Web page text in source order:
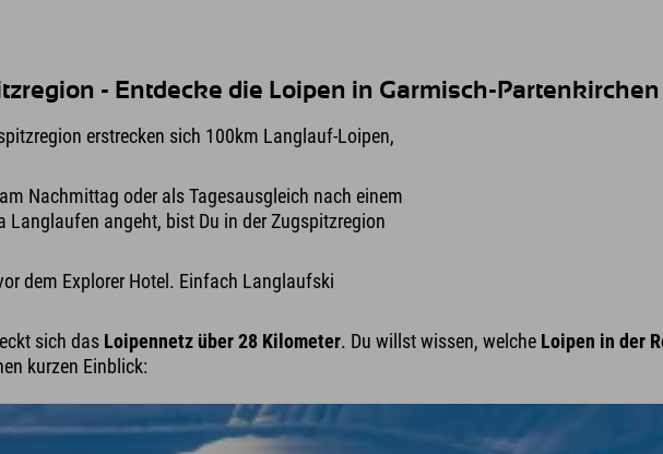
- Entdecke die Loipen in Garmisch-Partenkirchen
erstrecken sich 100km Langlauf-Loipen,
Nachmittag oder als Tagesausgleich nach einem
Langlaufen angeht, bist Du in der Zugspitzregion
dem Explorer Hotel. Einfach Langlaufski
sich das Loipennetz über 28 Kilometer. Du willst wissen, welche Loipen in der
kurzen Einblick: